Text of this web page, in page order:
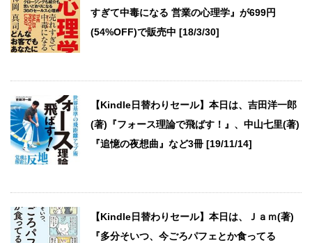
すぎて中毒になる 営業の心理学』が699円
(54%OFF)で販売中 [18/3/30]
【Kindle日替わりセール】本日は、吉田洋一郎
(著)『フォース理論で飛ばす！』、中山七里(著)
『追憶の夜想曲』など3冊 [19/11/14]
【Kindle日替わりセール】本日は、Ｊａｍ(著)
『多分そいつ、今ごろパフェとか食ってる